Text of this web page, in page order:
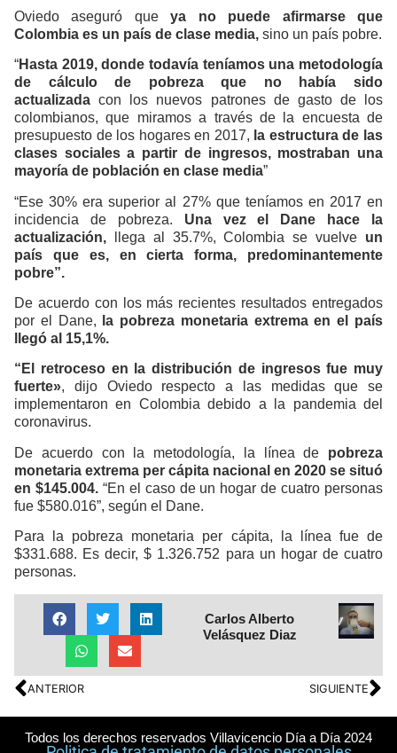
Oviedo aseguró queya no puede afirmarse que
Colombia es un país de clase media, sino un país pobre.
“Hasta 2019, donde todavía teníamos una metodología
de cálculo de pobreza que no había sido
actualizada con los nuevos patrones de gasto de los
colombianos, que miramos a través de la encuesta de
presupuesto de los hogares en 2017, la estructura de las
clases sociales a partir de ingresos, mostraban una
mayoría de población en clase media”
“Ese 30% era superior al 27% que teníamos en 2017 en
incidencia de pobreza. Una vez el Dane hace la
actualización, llega al 35.7%, Colombia se vuelve un
país que es, en cierta forma, predominantemente
pobre”.
De acuerdo con los más recientes resultados entregados
por el Dane,
la pobreza monetaria extrema en el país
llegó al 15,1%.
“El retroceso en la distribución de ingresos fue muy
fuerte», dijo Oviedo respecto a las medidas que se
implementaron en Colombia debido a la pandemia del
coronavirus.
De acuerdo con la metodología, la línea de pobreza
monetaria extrema per cápita nacional en 2020 se situó
en $145.004. “En el caso de un hogar de cuatro personas
fue $580.016”, según el Dane.
Para la pobreza monetaria per cápita, la línea fue de
$331.688. Es decir, $ 1.326.752 para un hogar de cuatro
personas.
Carlos Alberto
Velásquez Diaz
ANTERIOR SIGUIENTE
Todos los derechos reservados Villavicencio Día a Día 2024